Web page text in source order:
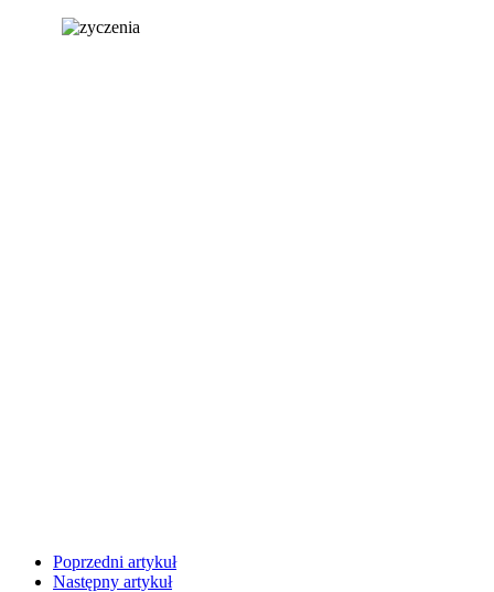
Poprzedni artykuł
Następny artykuł